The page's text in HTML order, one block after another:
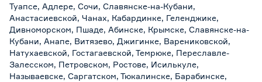
Туапсе, Адлере, Сочи, Славянске-на-Кубани,
Анастасиевской, Чанах, Кабардинке, Геленджике,
Дивноморском, Пшаде, Абинске, Крымске, Славянске-на-
Кубани, Анапе, Витязево, Джигинке, Варениковской,
Натухаевской, Гостагаевской, Темрюке, Переславле-
Залесском, Петровском, Ростове, Исилькуле,
Называевске, Саргатском, Тюкалинске, Барабинске,